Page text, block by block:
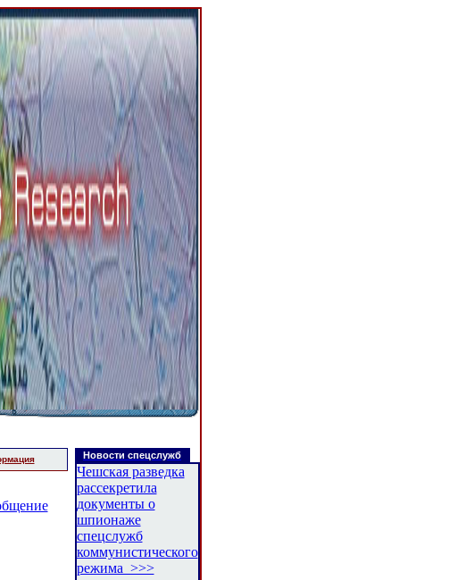
Новости спецслужб
Чешская разведка
рассекретила
документы о
шпионаже
спецслужб
коммунистического
режима >>>